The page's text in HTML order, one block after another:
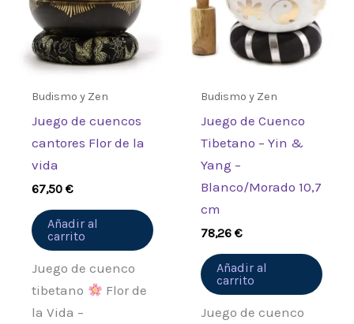
Budismo y Zen
Juego de cuencos
cantores Flor de la
vida
67,50€
Añadir al
carrito
Juego de cuenco
tibetano
Flor de
la Vida –
Budismo y Zen
Juego de Cuenco
Tibetano – Yin &
Yang –
Blanco/Morado 10,7
cm
78,26€
Añadir al
carrito
Juego de cuenco